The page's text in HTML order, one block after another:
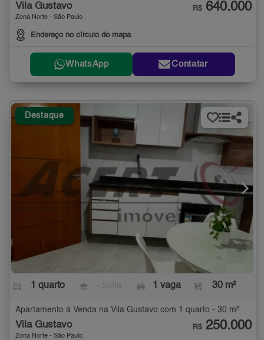
Vila Gustavo
Zona Norte - São Paulo
Endereço no círculo do mapa
R$ 640.000
WhatsApp Contatar
Destaque
1 quarto 1 vaga 30 m²
Apartamento à Venda na Vila Gustavo com 1 quarto - 30 m²
Vila Gustavo
Zona Norte - São Paulo
R$ 250.000